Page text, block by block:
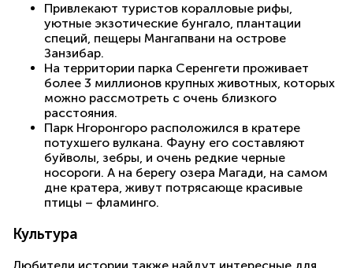
Привлекают туристов коралловые рифы,
уютные экзотические бунгало, плантации
специй, пещеры Мангапвани на острове
Занзибар.
На территории парка Серенгети проживает
более 3 миллионов крупных животных, которых
можно рассмотреть с очень близкого
расстояния.
Парк Нгоронгоро расположился в кратере
потухшего вулкана. Фауну его составляют
буйволы, зебры, и очень редкие черные
носороги. А на берегу озера Магади, на самом
дне кратера, живут потрясающе красивые
птицы – фламинго.
Культура
Любители истории также найдут интересные для